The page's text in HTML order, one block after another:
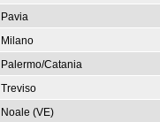
Pavia
Milano
Palermo/Catania
Treviso
Noale (VE)